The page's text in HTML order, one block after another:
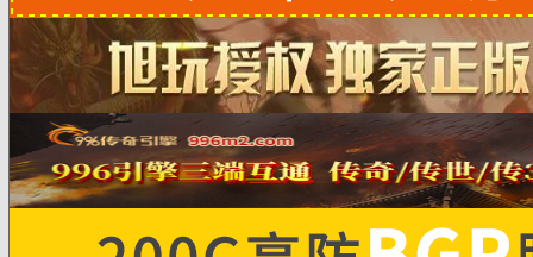
九到零私服资源下载站